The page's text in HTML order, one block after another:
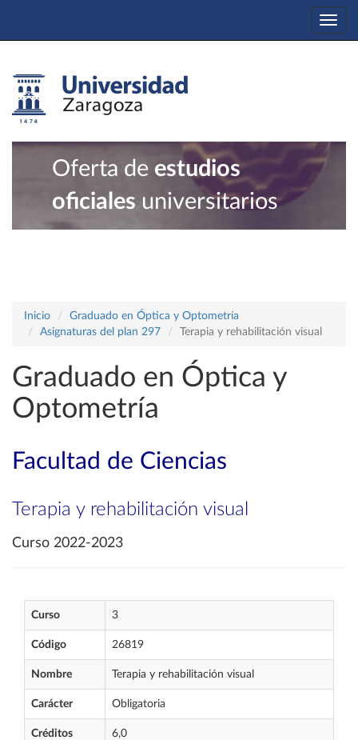
Oferta de estudios
oficiales universitarios
Inicio
Graduado en Óptica y Optometría
Asignaturas del plan 297
Terapia y rehabilitación visual
Graduado en Óptica y
Optometría
Facultad de Ciencias
Terapia y rehabilitación visual
Curso 2022-2023
Curso 3
Código 26819
Nombre Terapia y rehabilitación visual
Carácter Obligatoria
Créditos 6,0